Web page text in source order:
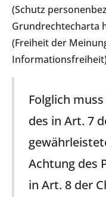
(Schutz
Grundrechtecharta
(Freiheit der
Folglich
des in Art. 7
Achtung des
in Art. 8 der